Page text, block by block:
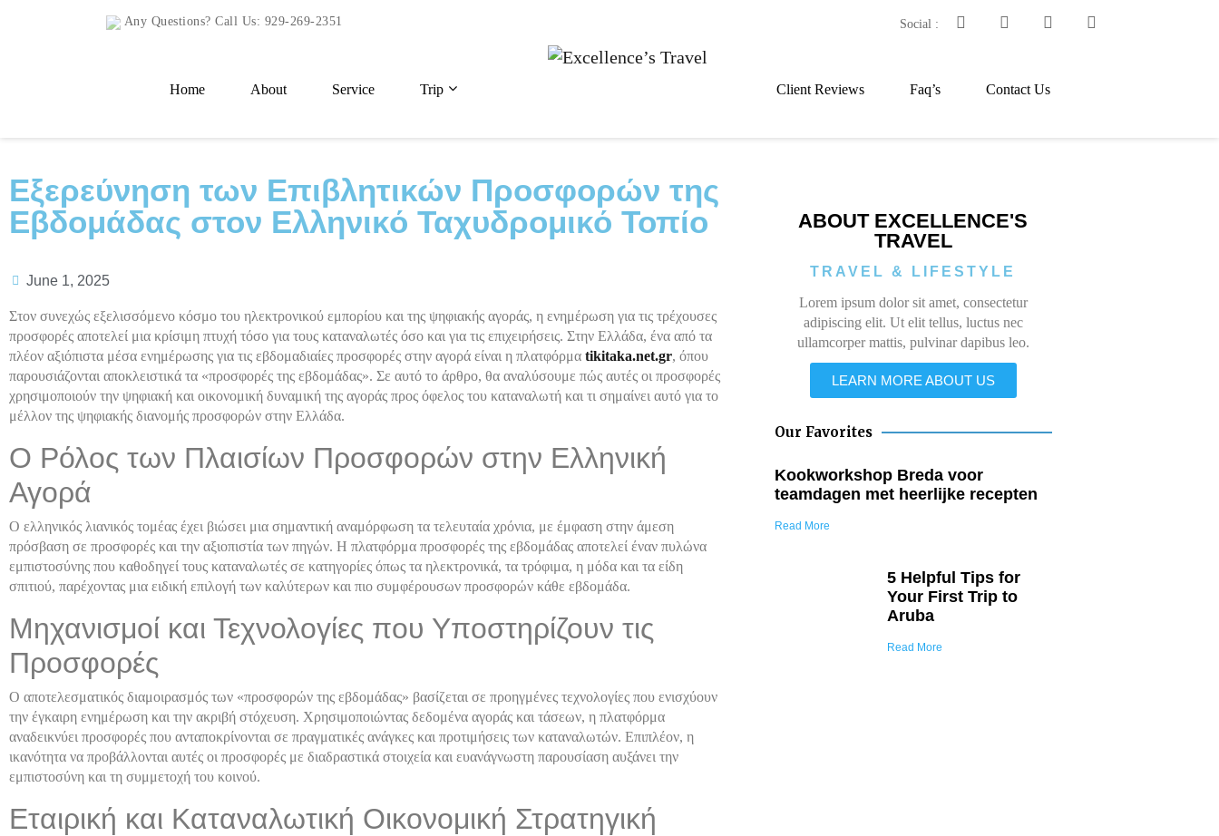
Any Questions? Call Us: 929-269-2351 Social :
Home About Service Trip Client Reviews Faq’s Contact Us
Εξερεύνηση των Επιβλητικών Προσφορών της
Εβδομάδας στον Ελληνικό Ταχυδρομικό Τοπίο
June 1, 2025
Στον συνεχώς εξελισσόμενο κόσμο του ηλεκτρονικού εμπορίου και της ψηφιακής αγοράς, η ενημέρωση για τις τρέχουσες
προσφορές αποτελεί μια κρίσιμη πτυχή τόσο για τους καταναλωτές όσο και για τις επιχειρήσεις. Στην Ελλάδα, ένα από τα
πλέον αξιόπιστα μέσα ενημέρωσης για τις εβδομαδιαίες προσφορές στην αγορά είναι η πλατφόρμα tikitaka.net.gr, όπου
παρουσιάζονται αποκλειστικά τα «προσφορές της εβδομάδας». Σε αυτό το άρθρο, θα αναλύσουμε πώς αυτές οι προσφορές
χρησιμοποιούν την ψηφιακή και οικονομική δυναμική της αγοράς προς όφελος του καταναλωτή και τι σημαίνει αυτό για το
μέλλον της ψηφιακής διανομής προσφορών στην Ελλάδα.
Ο Ρόλος των Πλαισίων Προσφορών στην Ελληνική
Αγορά
Ο ελληνικός λιανικός τομέας έχει βιώσει μια σημαντική αναμόρφωση τα τελευταία χρόνια, με έμφαση στην άμεση
πρόσβαση σε προσφορές και την αξιοπιστία των πηγών. Η πλατφόρμα προσφορές της εβδομάδας αποτελεί έναν πυλώνα
εμπιστοσύνης που καθοδηγεί τους καταναλωτές σε κατηγορίες όπως τα ηλεκτρονικά, τα τρόφιμα, η μόδα και τα είδη
σπιτιού, παρέχοντας μια ειδική επιλογή των καλύτερων και πιο συμφέρουσων προσφορών κάθε εβδομάδα.
Μηχανισμοί και Τεχνολογίες που Υποστηρίζουν τις
Προσφορές
Ο αποτελεσματικός διαμοιρασμός των «προσφορών της εβδομάδας» βασίζεται σε προηγμένες τεχνολογίες που ενισχύουν
την έγκαιρη ενημέρωση και την ακριβή στόχευση. Χρησιμοποιώντας δεδομένα αγοράς και τάσεων, η πλατφόρμα
αναδεικνύει προσφορές που ανταποκρίνονται σε πραγματικές ανάγκες και προτιμήσεις των καταναλωτών. Επιπλέον, η
ικανότητα να προβάλλονται αυτές οι προσφορές με διαδραστικά στοιχεία και ευανάγνωστη παρουσίαση αυξάνει την
εμπιστοσύνη και τη συμμετοχή του κοινού.
Εταιρική και Καταναλωτική Οικονομική Στρατηγική
ABOUT EXCELLENCE'S
TRAVEL
TRAVEL & LIFESTYLE
Lorem ipsum dolor sit amet, consectetur
adipiscing elit. Ut elit tellus, luctus nec
ullamcorper mattis, pulvinar dapibus leo.
LEARN MORE ABOUT US
Our Favorites
Kookworkshop Breda voor
teamdagen met heerlijke recepten
Read More
5 Helpful Tips for
Your First Trip to
Aruba
Read More